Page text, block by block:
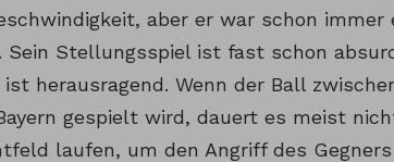
aber er war schon immer
Sein Stellungsspiel ist fast schon
herausragend. Wenn der Ball
gespielt wird, dauert es meist
laufen, um den Angriff des